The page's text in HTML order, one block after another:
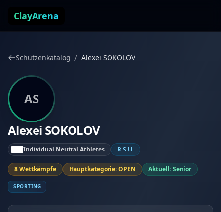
ClayArena
Schützenkatalog / Alexei SOKOLOV
AS
Alexei SOKOLOV
Individual Neutral Athletes R.S.U.
8 Wettkämpfe Hauptkategorie: OPEN Aktuell: Senior
SPORTING